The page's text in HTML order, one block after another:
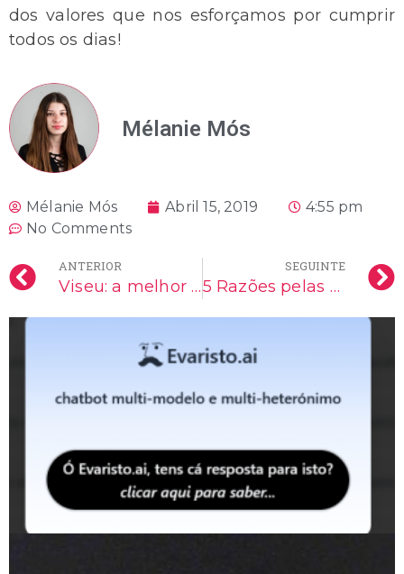
dos valores que nos esforçamos por cumprir
todos os dias!
Mélanie Mós
Mélanie Mós Abril 15, 2019
4:55 pm
No Comments
ANTERIOR
Viseu: a melhor cidade para viver e para… comer!
SEGUINTE
5 Razões pelas quais os Tradutores são bons Copywriters